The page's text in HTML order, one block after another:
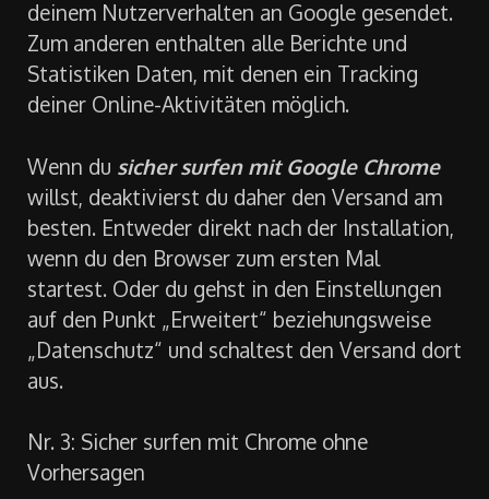
deinem Nutzerverhalten an Google gesendet.
Zum anderen enthalten alle Berichte und
Statistiken Daten, mit denen ein Tracking
deiner Online-Aktivitäten möglich.
Wenn du sicher surfen mit Google Chrome
willst, deaktivierst du daher den Versand am
besten. Entweder direkt nach der Installation,
wenn du den Browser zum ersten Mal
startest. Oder du gehst in den Einstellungen
auf den Punkt „Erweitert“ beziehungsweise
„Datenschutz“ und schaltest den Versand dort
aus.
Nr. 3: Sicher surfen mit Chrome ohne
Vorhersagen